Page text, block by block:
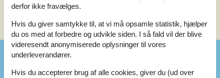
Se nabo emner Se solens gang om emnet 😎
Faciliteter
derfor ikke fravælges.
Hvis du giver samtykke til, at vi må opsamle statistik, hjælper
du os med at forbedre og udvikle siden. I så fald vil der blive
videresendt anonymiserede oplysninger til vores
underleverandører.
Hvis du accepterer brug af alle cookies, giver du (ud over